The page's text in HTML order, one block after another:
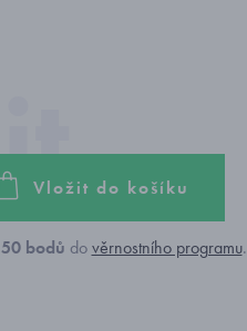
Vložit do košíku
50bodů dověrnostního programu.